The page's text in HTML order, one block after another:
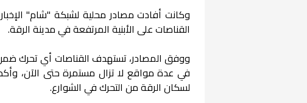
وكانت أفادت مصادر محلية لشبكة "شام"
القناصات على الأبنية المرتفعة في مدينة الرقة.
ووفق المصادر، تستهدف القناصات أي تحرك ضمن
في عدة مواقع لا تزال مستمرة حتى الآن،
لسكان الرقة من التحرك في الشوارع.